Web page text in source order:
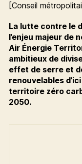
[Conseil
La lutte contre le
l’enjeu majeur de
Air Énergie
ambitieux de
effet de serre et
renouvelables
territoire zéro
2050.